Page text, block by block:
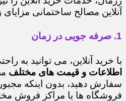
آنلاین مصالح ساختمانی مزایای
1. صرفه جویی در زمان
با خرید آنلاین، می توانید به
اطلاعات و قیمت های مختلف
سفارش دهید، بدون اینکه
فروشگاه ها یا مراکز فروش